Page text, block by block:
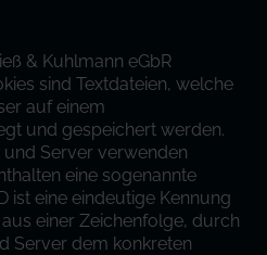
& Kuhlmann eGbR
sind Textdateien, welche
auf einem
und gespeichert werden.
Server verwenden
eine sogenannte
ist eine eindeutige Kennung
einer Zeichenfolge, durch
Server dem konkreten